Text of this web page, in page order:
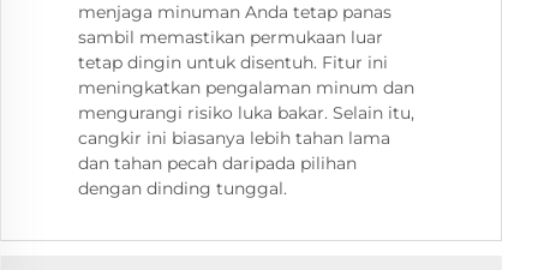
menjaga minuman Anda tetap panas
sambil memastikan permukaan luar
tetap dingin untuk disentuh. Fitur ini
meningkatkan pengalaman minum dan
mengurangi risiko luka bakar. Selain itu,
cangkir ini biasanya lebih tahan lama
dan tahan pecah daripada pilihan
dengan dinding tunggal.